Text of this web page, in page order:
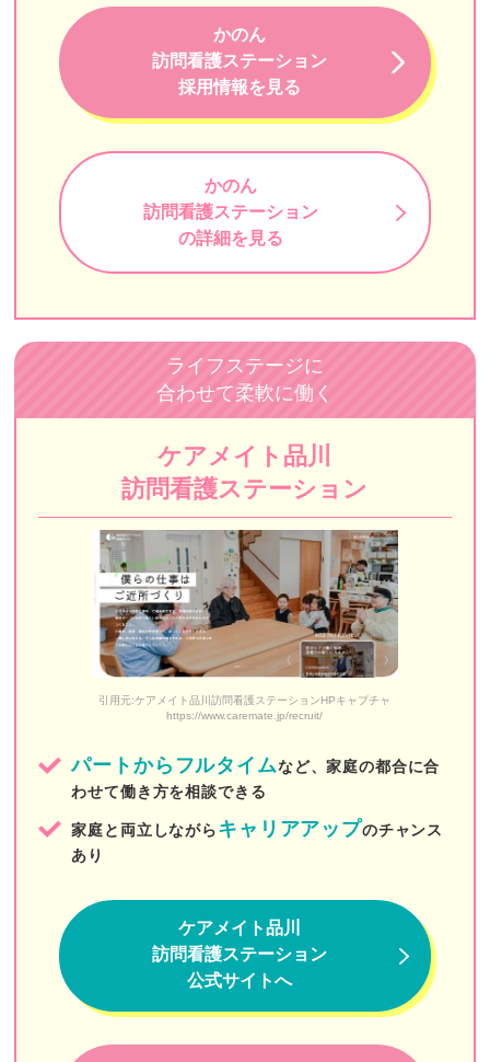
CAREGATE（ケアゲート）
しもふり訪問看護ステーション
かんだ連雀 ホームヘルプサービス
すみれ訪問看護ステーション（フォレスト）
MILLENNIA（ミレニア）
訪問看護ステーションはな中野 新宿支店
キヨタナースステーションみなと
ゆい訪問看護ステーション
フローカ訪問看護ステーション
コモレビ・ナーシングステーション
しもいぐさ正吉苑
訪問看護ステーションリライブ
タイムレス訪問看護ステーション
ソイナース（Soi Nurse）
きらめき訪問看護ステーション
白十字訪問看護ステーション
フィッツ訪問看護ステーション
ウォームハート
在宅看護センター本郷
ライフステージに
合わせて柔軟に働く
ケアメイト品川
訪問看護ステーション
引用元:ケアメイト品川訪問看護ステーションHPキャプチャ
https://www.caremate.jp/recruit/
パートからフルタイムなど、家庭の都合に合
わせて働き方を相談できる
家庭と両立しながらキャリアアップのチャンス
あり
ケアメイト品川
訪問看護ステーション
公式サイトへ
かのん
訪問看護ステーション
採用情報を見る
かのん
訪問看護ステーション
の詳細を見る